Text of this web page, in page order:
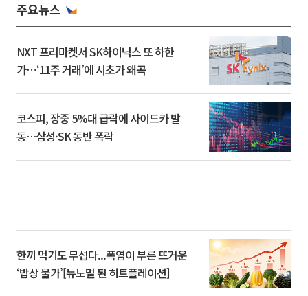
주요뉴스
NXT 프리마켓서 SK하이닉스 또 하한
가⋯‘11주 거래’에 시초가 왜곡
코스피, 장중 5%대 급락에 사이드카 발
동…삼성·SK 동반 폭락
한끼 먹기도 무섭다...폭염이 부른 뜨거운
‘밥상 물가’[뉴노멀 된 히트플레이션]